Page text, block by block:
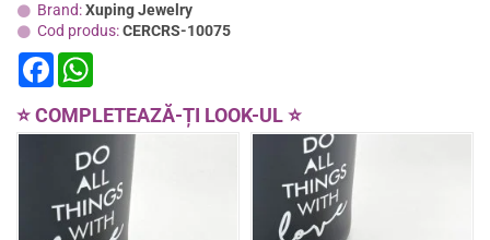
Brand:Xuping Jewelry
Cod produs:CERCRS-10075
F
a
e
b
t
s
A
p
p
⭐ COMPLETEAZĂ-ȚI LOOK-UL ⭐